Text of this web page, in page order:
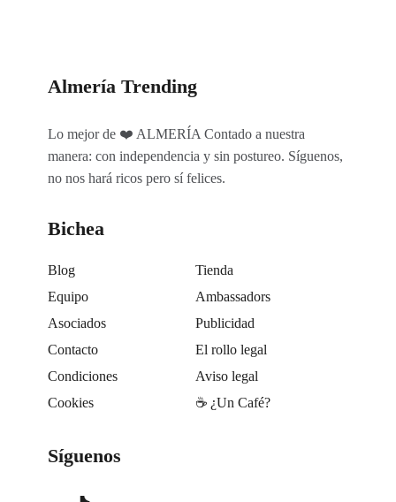
Almería Trending
Lo mejor de ❤️ ALMERÍA Contado a nuestra
manera: con independencia y sin postureo. Síguenos,
no nos hará ricos pero sí felices.
Bichea
Blog
Tienda
Equipo
Ambassadors
Asociados
Publicidad
Contacto
El rollo legal
Condiciones
Aviso legal
Cookies
☕️ ¿Un Café?
Síguenos